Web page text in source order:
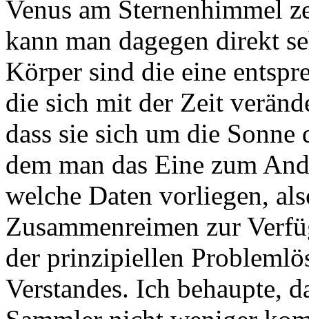
Venus am Sternenhimmel
kann man dagegen direkt
Körper sind die eine
die sich mit der Zeit
dass sie sich um die
dem man das Eine zum
welche Daten vorliegen,
Zusammenreimen zur
der prinzipiellen
Verstandes. Ich behaupte,